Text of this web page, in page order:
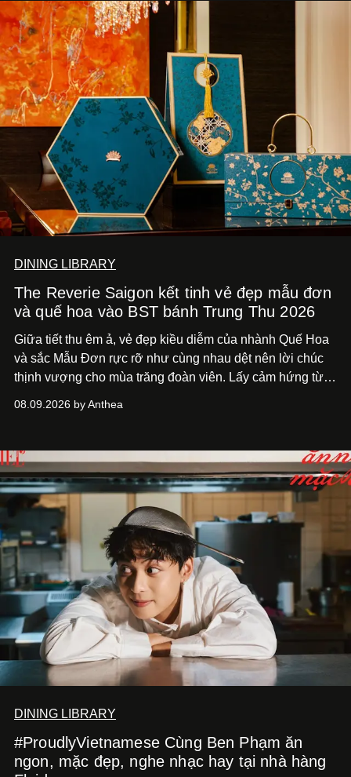
DINING LIBRARY
The Reverie Saigon kết tinh vẻ đẹp mẫu đơn
và quế hoa vào BST bánh Trung Thu 2026
Giữa tiết thu êm ả, vẻ đẹp kiều diễm của nhành Quế Hoa
và sắc Mẫu Đơn rực rỡ như cùng nhau dệt nên lời chúc
thịnh vượng cho mùa trăng đoàn viên. Lấy cảm hứng từ
hương vị của những thức quà truyền thống vào bộ sưu
quà tặng ‘Mẫu Đơn Khai Phúc’, ‘Quế Hoa Vọng Nguyệt’
và ‘Nguyệt Sắc Giao Hòa’, gửi trao ước nguyện bình an
và hạnh phúc viên mãn.
08.09.2026 by Anthea
DINING LIBRARY
#ProudlyVietnamese Cùng Ben Phạm ăn
ngon, mặc đẹp, nghe nhạc hay tại nhà hàng